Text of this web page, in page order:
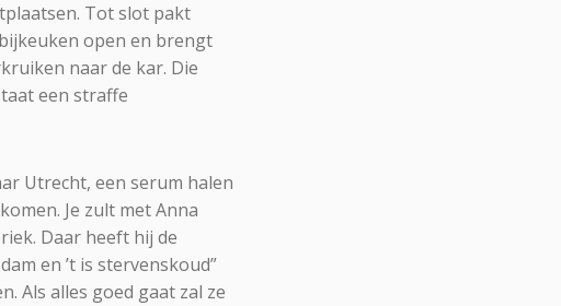
Tot slot pakt
open en brengt
naar de kar. Die
een straffe
Utrecht, een serum halen
Je zult met Anna
Daar heeft hij de
en ’t is stervenskoud”
Als alles goed gaat zal ze